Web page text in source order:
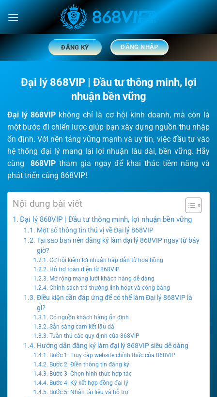
đến
dung
ĐĂNG KÝ ĐĂNG NHẬP
Đại lý 868VIP | Đầu tư thông minh, lợi
nhuận bền vững
Đại lý 868VIP không chỉ là cơ hội kinh doanh, mà còn là
một bước đi chiến lược giúp bạn xây dựng nguồn thu nhập
ổn định. Với nền tảng vững mạnh và uy tín, việc đầu tư vào
hệ thống đại lý mang lại lợi nhuận lâu dài, bền vững. Hãy
cùng868VIP tham gia ngay để khai thác tiềm năng và
phát triển cùng 868VIP!
Nội dung bài viết
Đại lý 868VIP | Đầu tư thông minh, lợi nhuận bền vững
Một số thông tin thú vị về Đại lý 868VIP
Tại sao bạn nên đăng ký làm đại lý 868VIP ngay từ bây
giờ?
Cơ hội kiếm lợi nhuận hấp dẫn từ hoa hồng
Hỗ trợ toàn diện từ 868VIP
Mở rộng mạng lưới khách hàng dễ dàng
Chính sách trả thưởng linh hoạt và công bằng
Điều kiện cần đáp ứng để có thể làm Đại lý 868VIP là
gì?
Có nguồn khách hàng ổn định
Sẵn sàng cam kết lâu dài
Tuân thủ các quy định của 868VIP
Hướng dẫn đăng ký làm đại lý 868VIP siêu dễ dàng
Bước 1: Truy cập website chính thức của 868VIP
Bước 2: Điền thông tin đăng ký
Bước 3: Chọn hình thức hợp tác
Bước 4: Ký kết hợp đồng đại lý
Bước 5: Nhận tài liệu và hỗ trợ